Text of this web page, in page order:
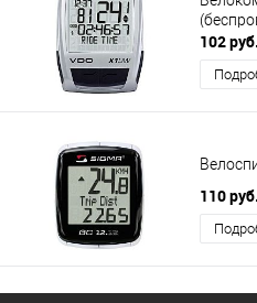
102 руб.
110 руб.